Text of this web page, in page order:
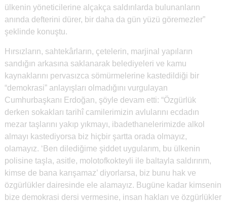
ülkenin yöneticilerine alçakça saldırılarda bulunanların
anında defterini dürer, bir daha da gün yüzü göremezler”
şeklinde konuştu.
Hırsızların, sahtekârların, çetelerin, marjinal yapıların
sandığın arkasına saklanarak belediyeleri ve kamu
kaynaklarını pervasızca sömürmelerine kastedildiği bir
“demokrasi” anlayışları olmadığını vurgulayan
Cumhurbaşkanı Erdoğan, şöyle devam etti: “Özgürlük
derken sokakları tarihî camilerimizin avlularını ecdadın
mezar taşlarını yakıp yıkmayı, ibadethanelerimizde alkol
almayı kastediyorsa biz hiçbir şartta orada olmayız,
olamayız. ‘Ben dilediğime şiddet uygularım, bu ülkenin
polisine taşla, asitle, molotofkokteyli ile baltayla saldırırım,
kimse de bana karışamaz’ diyorlarsa, biz bunu hak ve
özgürlükler dairesinde ele alamayız. Bugüne kadar kimsenin
bize demokrasi dersi vermesine, insan hakları ve özgürlükler